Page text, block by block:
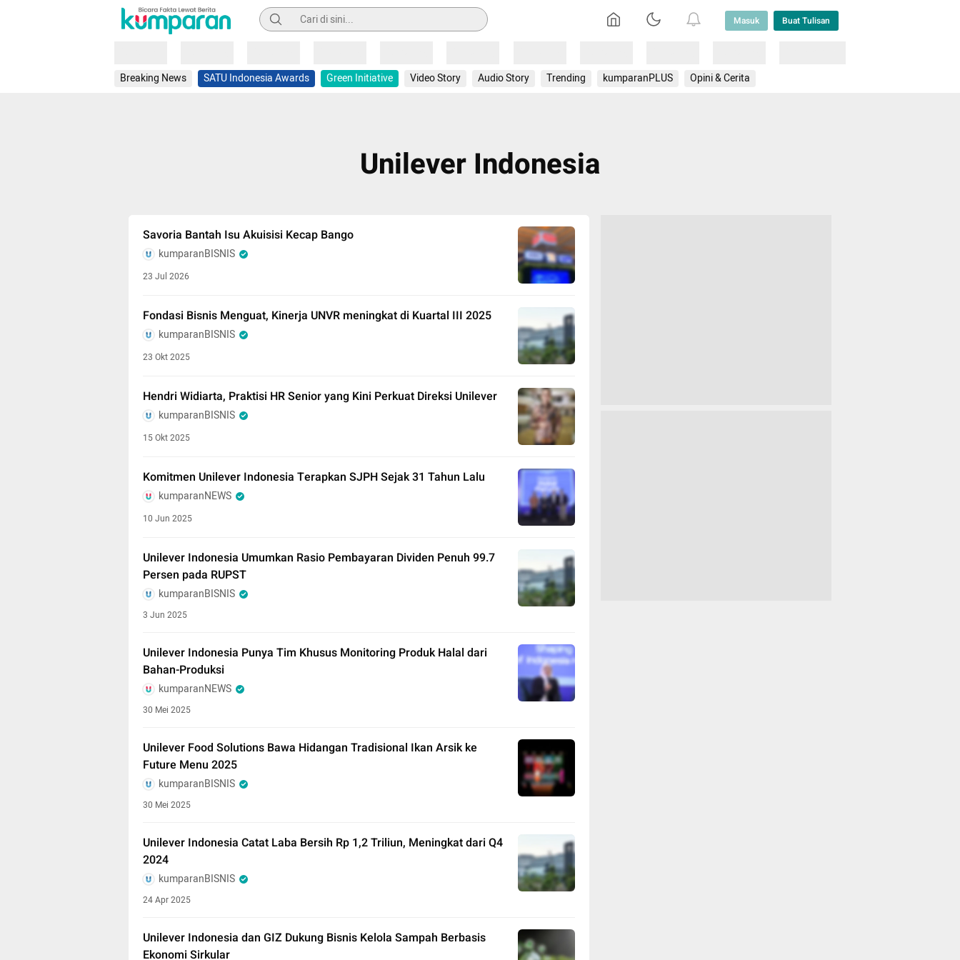
Pencarian Masuk Buat Tulisan
Breaking News SATU Indonesia Awards Green Initiative Video Story Audio Story Trending kumparanPLUS Opini & Cerita
Unilever Indonesia
Savoria Bantah Isu Akuisisi Kecap Bango
kumparanBISNIS
23 Jul 2026
Fondasi Bisnis Menguat, Kinerja UNVR meningkat di Kuartal III 2025
kumparanBISNIS
23 Okt 2025
Hendri Widiarta, Praktisi HR Senior yang Kini Perkuat Direksi Unilever
kumparanBISNIS
15 Okt 2025
Komitmen Unilever Indonesia Terapkan SJPH Sejak 31 Tahun Lalu
kumparanNEWS
10 Jun 2025
Unilever Indonesia Umumkan Rasio Pembayaran Dividen Penuh 99.7
Persen pada RUPST
kumparanBISNIS
3 Jun 2025
Unilever Indonesia Punya Tim Khusus Monitoring Produk Halal dari
Bahan-Produksi
kumparanNEWS
30 Mei 2025
Unilever Food Solutions Bawa Hidangan Tradisional Ikan Arsik ke
Future Menu 2025
kumparanBISNIS
30 Mei 2025
Unilever Indonesia Catat Laba Bersih Rp 1,2 Triliun, Meningkat dari Q4
2024
kumparanBISNIS
24 Apr 2025
Unilever Indonesia dan GIZ Dukung Bisnis Kelola Sampah Berbasis
Ekonomi Sirkular